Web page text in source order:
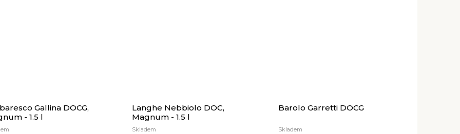
Gallina DOCG,
- 1.5 l
Langhe Nebbiolo DOC,
Magnum - 1.5 l
Skladem
Barolo Garretti DOCG
Skladem